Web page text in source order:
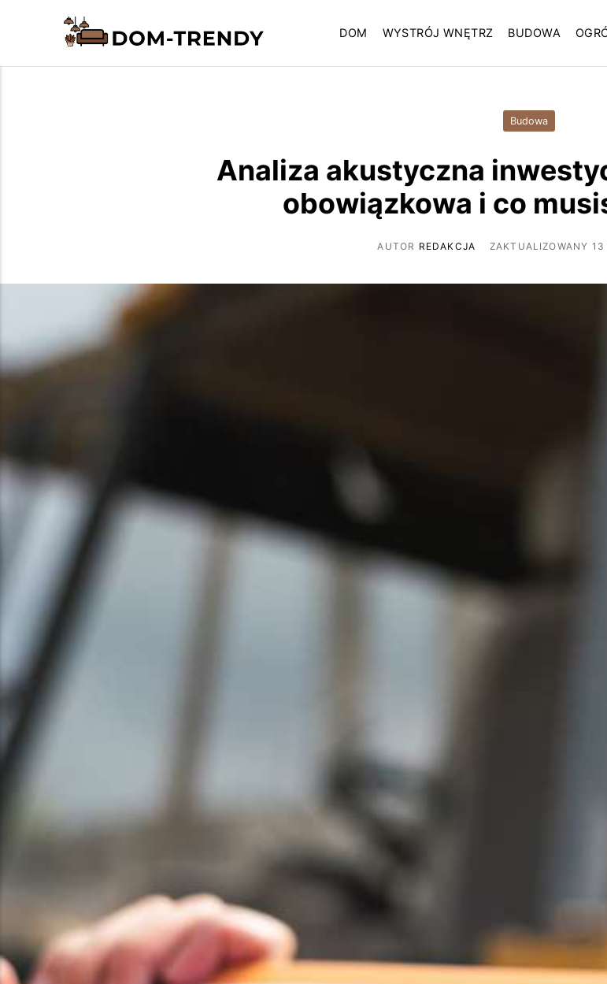
DOM WYSTRÓJ WNĘTRZ BUDOWA
Budowa
Analiza akustyczna
obowiązkowa i co
AUTOR REDAKCJA ZAKTUALIZOWANY